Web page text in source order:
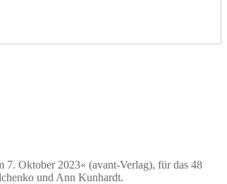
7. Oktober 2023« (avant-Verlag), für das 48
und Ann Kunhardt.